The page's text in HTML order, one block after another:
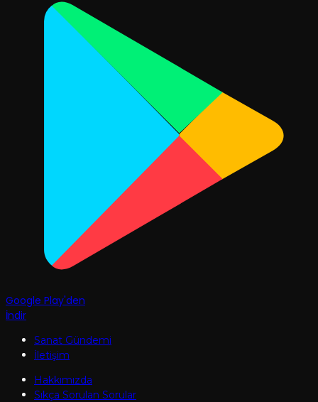
Google Play'den
İndir
Sanat Gündemi
İletişim
Hakkımızda
Sıkça Sorulan Sorular